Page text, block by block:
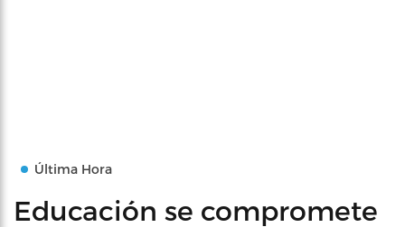
Última Hora
Educación se compromete